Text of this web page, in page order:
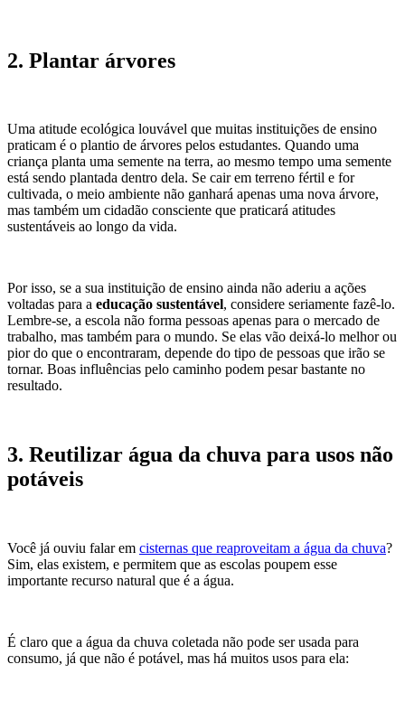
2. Plantar árvores
Uma atitude ecológica louvável que muitas instituições de ensino
praticam é o plantio de árvores pelos estudantes. Quando uma
criança planta uma semente na terra, ao mesmo tempo uma semente
está sendo plantada dentro dela. Se cair em terreno fértil e for
cultivada, o meio ambiente não ganhará apenas uma nova árvore,
mas também um cidadão consciente que praticará atitudes
sustentáveis ao longo da vida.
Por isso, se a sua instituição de ensino ainda não aderiu a ações
voltadas para a educação sustentável, considere seriamente fazê-lo.
Lembre-se, a escola não forma pessoas apenas para o mercado de
trabalho, mas também para o mundo. Se elas vão deixá-lo melhor ou
pior do que o encontraram, depende do tipo de pessoas que irão se
tornar. Boas influências pelo caminho podem pesar bastante no
resultado.
3. Reutilizar água da chuva para usos não
potáveis
Você já ouviu falar em cisternas que reaproveitam a água da chuva?
Sim, elas existem, e permitem que as escolas poupem esse
importante recurso natural que é a água.
É claro que a água da chuva coletada não pode ser usada para
consumo, já que não é potável, mas há muitos usos para ela: